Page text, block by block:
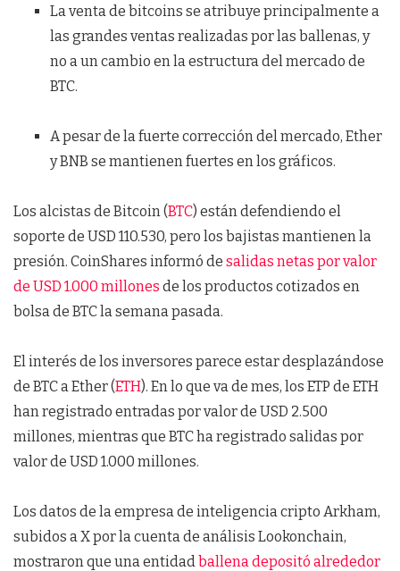
La venta de bitcoins se atribuye principalmente a
las grandes ventas realizadas por las ballenas, y
no a un cambio en la estructura del mercado de
BTC.
A pesar de la fuerte corrección del mercado, Ether
y BNB se mantienen fuertes en los gráficos.
Los alcistas de Bitcoin (BTC) están defendiendo el
soporte de USD 110.530, pero los bajistas mantienen la
presión. CoinShares informó de salidas netas por valor
de USD 1.000 millones de los productos cotizados en
bolsa de BTC la semana pasada.
El interés de los inversores parece estar desplazándose
de BTC a Ether (ETH). En lo que va de mes, los ETP de ETH
han registrado entradas por valor de USD 2.500
millones, mientras que BTC ha registrado salidas por
valor de USD 1.000 millones.
Los datos de la empresa de inteligencia cripto Arkham,
subidos a X por la cuenta de análisis Lookonchain,
mostraron que una entidadballena depositó alrededor